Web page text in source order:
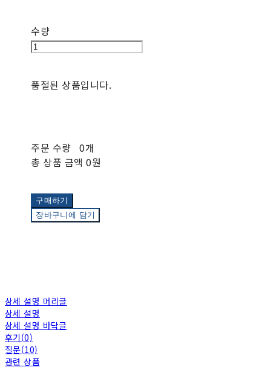
수량
품절된 상품입니다.
주문 수량 0개
총 상품 금액 0원
구매하기
장바구니에 담기
상세 설명 머리글
상세 설명
상세 설명 바닥글
후기(0)
질문(10)
관련 상품